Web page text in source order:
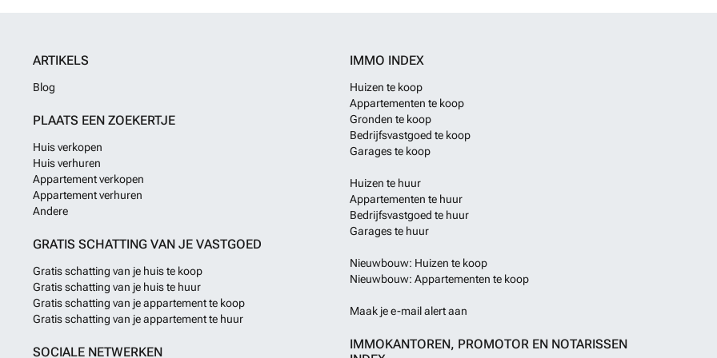
ARTIKELS
Blog
PLAATS EEN ZOEKERTJE
Huis verkopen
Huis verhuren
Appartement verkopen
Appartement verhuren
Andere
GRATIS SCHATTING VAN JE VASTGOED
Gratis schatting van je huis te koop
Gratis schatting van je huis te huur
Gratis schatting van je appartement te koop
Gratis schatting van je appartement te huur
SOCIALE NETWERKEN
IMMO INDEX
Huizen te koop
Appartementen te koop
Gronden te koop
Bedrijfsvastgoed te koop
Garages te koop
Huizen te huur
Appartementen te huur
Bedrijfsvastgoed te huur
Garages te huur
Nieuwbouw: Huizen te koop
Nieuwbouw: Appartementen te koop
Maak je e-mail alert aan
IMMOKANTOREN, PROMOTOR EN NOTARISSEN